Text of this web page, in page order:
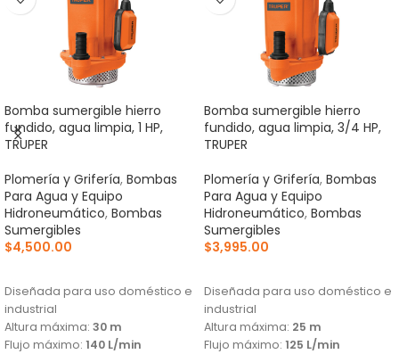
Bomba sumergible hierro
fundido, agua limpia, 1 HP,
TRUPER
Plomería y Grifería, Bombas
Para Agua y Equipo
Hidroneumático, Bombas
Sumergibles
$4,500.00
Diseñada para uso doméstico e
industrial
Altura máxima: 30 m
Flujo máximo: 140 L/min
Bomba sumergible hierro
fundido, agua limpia, 3/4 HP,
TRUPER
Plomería y Grifería, Bombas
Para Agua y Equipo
Hidroneumático, Bombas
Sumergibles
$3,995.00
Diseñada para uso doméstico e
industrial
Altura máxima: 25 m
Flujo máximo: 125 L/min